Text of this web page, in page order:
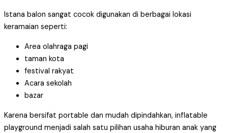
Istana balon sangat cocok digunakan di berbagai lokasi
keramaian seperti:
Area olahraga pagi
taman kota
festival rakyat
Acara sekolah
bazar
Karena bersifat portable dan mudah dipindahkan, inflatable
playground menjadi salah satu pilihan usaha hiburan anak yang